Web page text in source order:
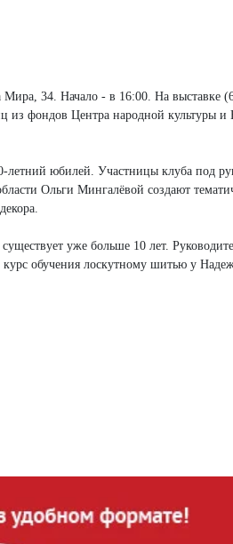
34. Начало - в 16:00. На выставке
из фондов Центра народной культуры и
летний юбилей. Участницы клуба под
Ольги Мингалёвой создают
уже больше 10 лет.
обучения лоскутному шитью у